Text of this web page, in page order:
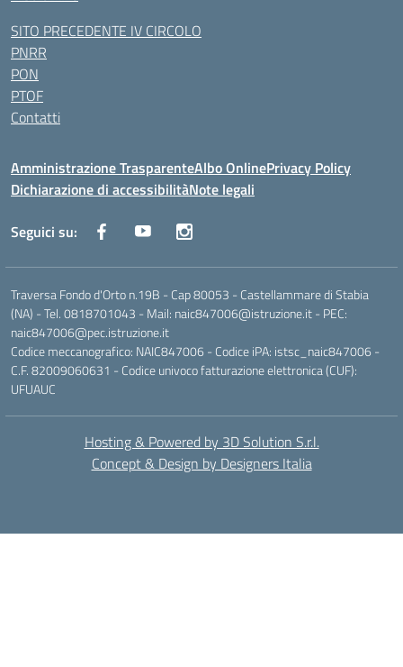
SITO PRECEDENTE IV CIRCOLO
PNRR
PON
PTOF
Contatti
Amministrazione TrasparenteAlbo OnlinePrivacy Policy
Dichiarazione di accessibilitàNote legali
Seguici su:
Traversa Fondo d'Orto n.19B - Cap 80053 - Castellammare di Stabia
(NA) - Tel. 0818701043 - Mail: naic847006@istruzione.it - PEC:
naic847006@pec.istruzione.it
Codice meccanografico: NAIC847006 - Codice iPA: istsc_naic847006 -
C.F. 82009060631 - Codice univoco fatturazione elettronica (CUF):
UFUAUC
Hosting & Powered by 3D Solution S.r.l.
Concept & Design by Designers Italia